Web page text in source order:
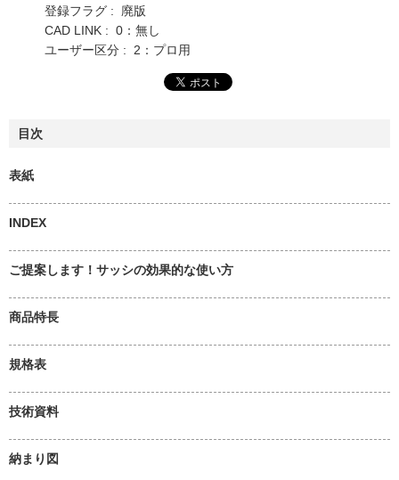
登録フラグ : 廃版
CAD LINK : 0：無し
ユーザー区分 : 2：プロ用
目次
表紙
INDEX
ご提案します！サッシの効果的な使い方
商品特長
規格表
技術資料
納まり図